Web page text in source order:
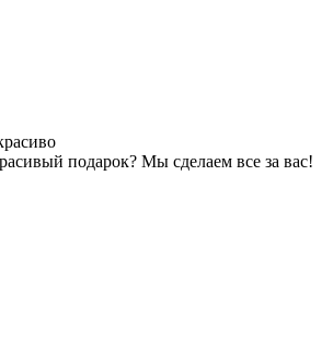
подарок? Мы сделаем все за вас!